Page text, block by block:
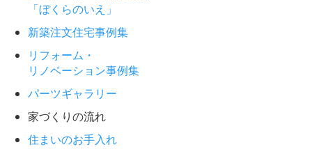
「ぼくらのいえ」
新築注文住宅事例集
リフォーム・
リノベーション事例集
パーツギャラリー
家づくりの流れ
住まいのお手入れ